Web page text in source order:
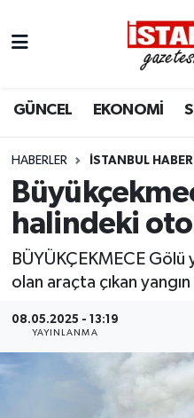
GÜNCEL EKONOMİ
HABERLER İSTANBUL
halindeki
BÜYÜKÇEKMECE Gölü
olan araçta çıkan
08.05.2025 - 13:19
YAYINLANMA
EKONOMİ
İSTANBUL
DÜNYA
SPOR
MAGAZİN
KÜLTÜR SANAT
Nöbetçi Eczaneler
Hava Durumu
Trafik Durumu
Süper Lig Puan
Tüm Manşetler
Son Dakika Haberleri
Haber Arşivi